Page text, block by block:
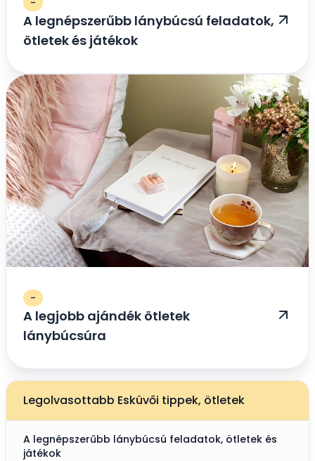
-
A legnépszerűbb lánybúcsú feladatok,
ötletek és játékok
-
A legjobb ajándék ötletek
lánybúcsúra
Legolvasottabb Esküvői tippek, ötletek
A legnépszerűbb lánybúcsú feladatok, ötletek és
játékok